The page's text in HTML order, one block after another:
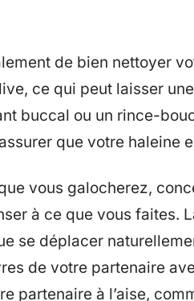
de bien nettoyer
ce qui peut laisser
buccal ou un rince-
que votre haleine
vous galocherez,
à ce que vous faites.
se déplacer
de votre partenaire
partenaire à l’aise,